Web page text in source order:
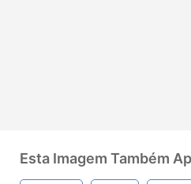
Esta Imagem Também